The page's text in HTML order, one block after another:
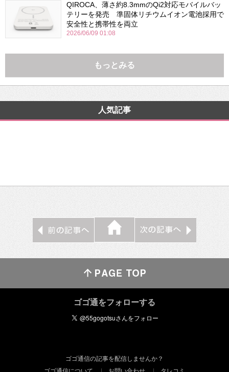
QIROCA、薄さ約8.3mmのQi2対応モバイルバッ
テリーを発売 準固体リチウムイオン電池採用で
安全性と携帯性を両立
2026/06/09 01:08
もっとみる
人気記事
ゴゴ通をフォローする
ゴゴ通信の記事を配信しませんか？